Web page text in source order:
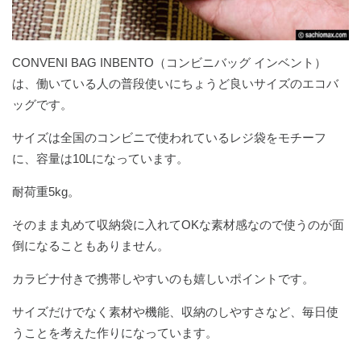
CONVENI BAG INBENTO（コンビニバッグ インベント）
は、働いている人の普段使いにちょうど良いサイズのエコバ
ッグです。
サイズは全国のコンビニで使われているレジ袋をモチーフ
に、容量は10Lになっています。
耐荷重5kg。
そのまま丸めて収納袋に入れてOKな素材感なので使うのが面
倒になることもありません。
カラビナ付きで携帯しやすいのも嬉しいポイントです。
サイズだけでなく素材や機能、収納のしやすさなど、毎日使
うことを考えた作りになっています。